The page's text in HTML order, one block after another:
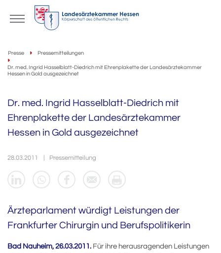
Presse Pressemitteilungen
Dr. med. Ingrid Hasselblatt-Diedrich mit Ehrenplakette der Landesärztekammer
Hessen in Gold ausgezeichnet
Dr. med. Ingrid Hasselblatt-Diedrich mit
Ehrenplakette der Landesärztekammer
Hessen in Gold ausgezeichnet
28.03.2011 Pressemitteilung
Ärzteparlament würdigt Leistungen der
Frankfurter Chirurgin und Berufspolitikerin
Bad Nauheim, 26.03.2011. Für ihre herausragenden Leistungen